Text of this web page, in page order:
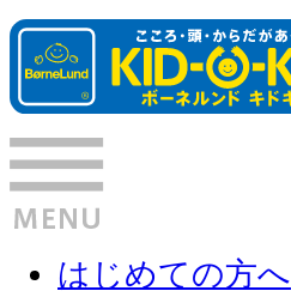
はじめての方へ